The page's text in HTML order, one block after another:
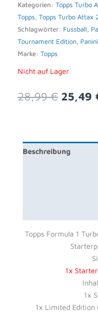
Kategorien: Topps Turbo
Topps, Topps Turbo Attax
Schlagwörter: Fussball,
Tournament Edition,
Marke: Topps
Nicht auf Lager
28,99€ 25,49
Beschreibung
Topps Formula 1
1x
1x
1x Limited Edition